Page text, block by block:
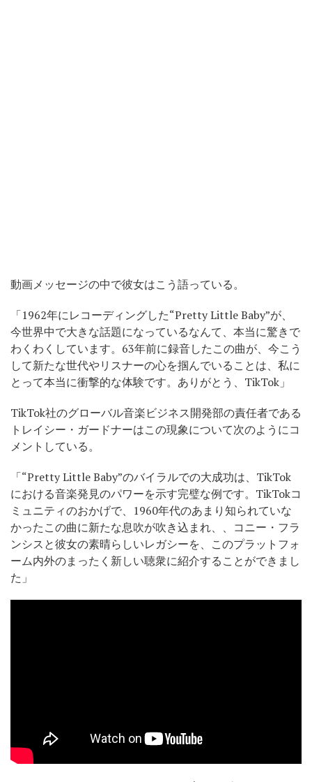
動画メッセージの中で彼女はこう語っている。
「1962年にレコーディングした“Pretty Little Baby”が、
今世界中で大きな話題になっているなんて、本当に驚きで
わくわくしています。63年前に録音したこの曲が、今こう
して新たな世代やリスナーの心を掴んでいることは、私に
とって本当に衝撃的な体験です。ありがとう、TikTok」
TikTok社のグローバル音楽ビジネス開発部の責任者である
トレイシー・ガードナーはこの現象について次のようにコ
メントしている。
「“Pretty Little Baby”のバイラルでの大成功は、TikTok
における音楽発見のパワーを示す完璧な例です。TikTokコ
ミュニティのおかげで、1960年代のあまり知られていな
かったこの曲に新たな息吹が吹き込まれ、、コニー・フラ
ンシスと彼女の素晴らしいレガシーを、このプラットフォ
ーム内外のまったく新しい聴衆に紹介することができまし
た」